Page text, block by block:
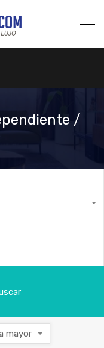
/
mayor